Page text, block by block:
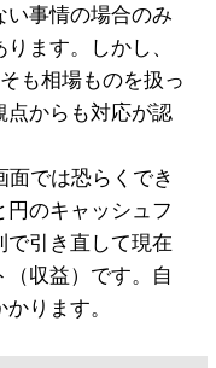
い事情の場合のみ
ます。しかし、
も相場ものを扱っ
点からも対応が認
面では恐らくでき
のキャッシュフ
で引き直して現在
収益）です。自
ります。